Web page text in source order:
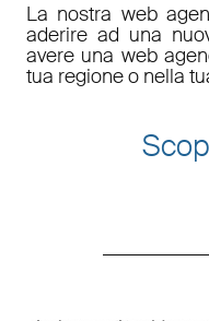
La nostra web
aderire ad una
avere una web
tua regione o nella